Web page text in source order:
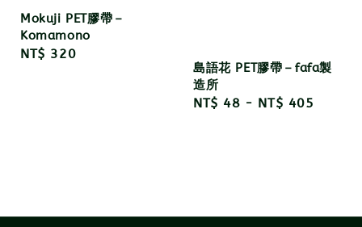
Mokuji PET膠帶－
Komamono
Regular
NT$ 320
島語花 PET膠帶－fafa製
造所
Regular
NT$ 48 - NT$ 405